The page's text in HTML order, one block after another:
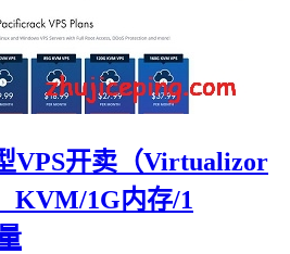
VPS开卖（Virtualizor
KVM/1G内存/1